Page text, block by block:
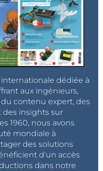
dédiée à
aux ingénieurs,
contenu expert, des
des insights sur
1960, nous avons
mondiale à
des solutions
d'un accès
dans notre